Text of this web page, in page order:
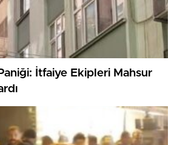
İtfaiye Ekipleri Mahsur